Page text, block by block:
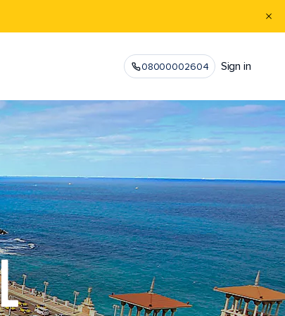
08000002604 Sign in